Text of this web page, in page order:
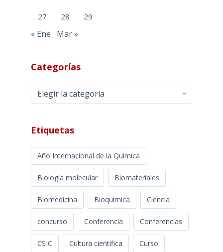
27 28 29
« Ene Mar »
Categorías
Categorías
Etiquetas
Año Internacional de la Química
Biología molecular Biomateriales
Biomedicina Bioquímica Ciencia
concurso Conferencia Conferencias
CSIC Cultura científica Curso